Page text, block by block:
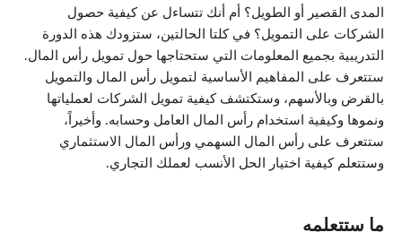
متى تفكر في التمويل بالأسهم
3:06
إيجاد المستثمرين
1:00
رأس المال الاستثماري
الفرق بين رأس المال السهمي ورأس المال الاستثماري
2:17
مخاطر عالية ومكافآت كبيرة: إيجابيات وسلبيات رأس المال الاستثماري
2:40
عملية الاستثمار - الجزء الأول: الاجتماع الأول والفترة الأولى
2:43
المدى القصير أو الطويل؟ أم أنك تتساءل عن كيفية حصول
الشركات على التمويل؟ في كلتا الحالتين، ستزودك هذه الدورة
التدريبية بجميع المعلومات التي ستحتاجها حول تمويل رأس المال.
ستتعرف على المفاهيم الأساسية لتمويل رأس المال والتمويل
بالقرض وبالأسهم، وستكتشف كيفية تمويل الشركات لعملياتها
ونموها وكيفية استخدام رأس المال العامل وحسابه. وأخيراً،
ستتعرف على رأس المال السهمي ورأس المال الاستثماري
وستتعلم كيفية اختيار الحل الأنسب لعملك التجاري.
ما ستتعلمه